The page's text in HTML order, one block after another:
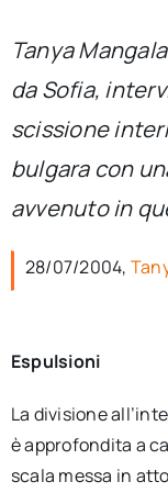
Chi siamo
per:
Newsletter
Ita
Tanya
da Sofia,
scissione
bulgara con
avvenuto in
28/07/2004,
Espulsioni
La divisione
è approfondita a
scala messa in